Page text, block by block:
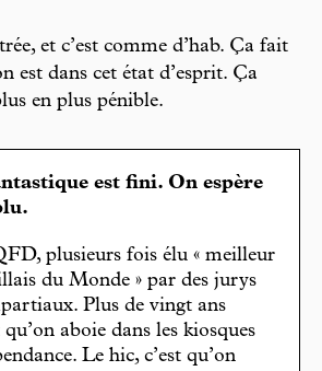
et c’est comme d’hab. Ça fait
est dans cet état d’esprit. Ça
en plus pénible.
est fini. On espère
plusieurs fois élu « meilleur
du Monde » par des jurys
Plus de vingt ans
aboie dans les kiosques
Le hic, c’est qu’on